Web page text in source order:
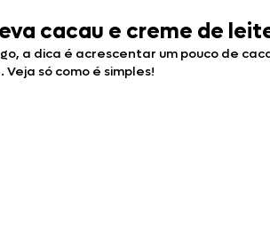
cacau e creme de
a dica é acrescentar um pouco de
só como é simples!